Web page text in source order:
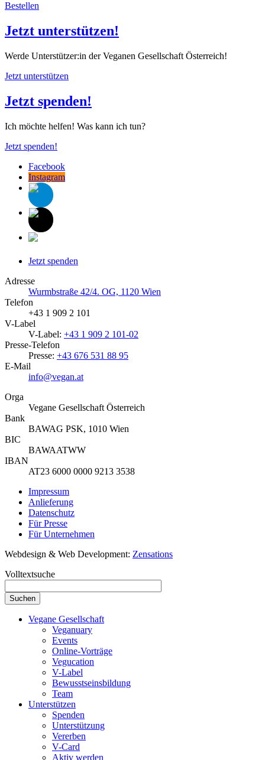
Bestellen
Jetzt unterstützen!
Werde Unterstützer:in der Veganen Gesellschaft Österreich!
Jetzt unterstützen
Jetzt spenden!
Ich möchte helfen! Was kann ich tun?
Jetzt spenden!
Facebook
Instagram
Jetzt spenden
Adresse
Wurmbstraße 42/4. OG, 1120 Wien
Telefon
+43 1 909 2 101
V-Label
V-Label: +43 1 909 2 101-02
Presse-Telefon
Presse: +43 676 531 88 95
E-Mail
info@vegan.at
Orga
Vegane Gesellschaft Österreich
Bank
BAWAG PSK, 1010 Wien
BIC
BAWAATWW
IBAN
AT23 6000 0000 9213 3538
Impressum
Anlieferung
Datenschutz
Für Presse
Für Unternehmen
Webdesign & Web Development: Zensations
Volltextsuche
Vegane Gesellschaft
Veganuary
Events
Online-Vorträge
Vegucation
V-Label
Bewusstseinsbildung
Team
Unterstützen
Spenden
Unterstützung
Vererben
V-Card
Aktiv werden